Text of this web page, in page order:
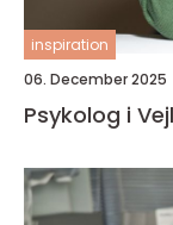
inspiration
06. December 2025
Psykolog i